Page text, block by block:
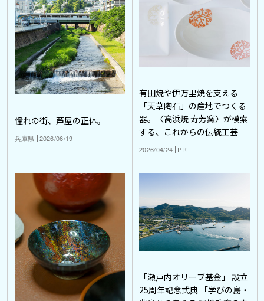
憧れの街、芦屋の正体。
兵庫県 2026/06/19
有田焼や伊万里焼を支える
「天草陶石」の産地でつくる
器。〈高浜焼 寿芳窯〉が模索
する、これからの伝統工芸
2026/04/24 PR
「瀬戸内オリーブ基金」 設立
25周年記念式典 「学びの島・